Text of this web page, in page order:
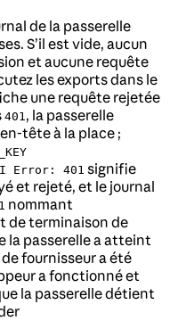
de la passerelle
S’il est vide, aucun
et aucune requête
les exports dans le
une requête rejetée
401 , la passerelle
tête à la place ;
Error: 401 signifie
et rejeté, et le journal
nommant
de terminaison de
la passerelle a atteint
fournisseur a été
a fonctionné et
la passerelle détient